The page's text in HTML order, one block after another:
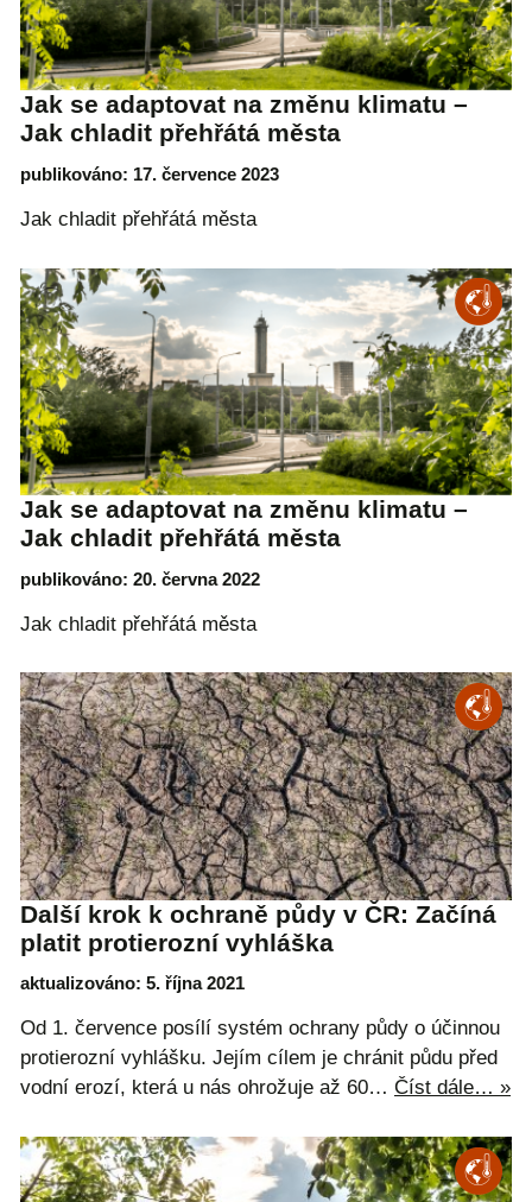
Jak se adaptovat na změnu klimatu –
Jak chladit přehřátá města
publikováno: 17. července 2023
Jak chladit přehřátá města
Jak se adaptovat na změnu klimatu –
Jak chladit přehřátá města
publikováno: 20. června 2022
Jak chladit přehřátá města
Další krok k ochraně půdy v ČR: Začíná
platit protierozní vyhláška
aktualizováno: 5. října 2021
Od 1. července posílí systém ochrany půdy o účinnou
protierozní vyhlášku. Jejím cílem je chránit půdu před
vodní erozí, která u nás ohrožuje až 60… Číst dále… »